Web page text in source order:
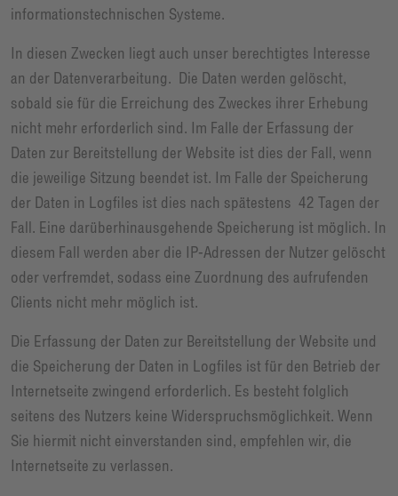
informationstechnischen Systeme.
In diesen Zwecken liegt auch unser berechtigtes Interesse
an der Datenverarbeitung. Die Daten werden gelöscht,
sobald sie für die Erreichung des Zweckes ihrer Erhebung
nicht mehr erforderlich sind. Im Falle der Erfassung der
Daten zur Bereitstellung der Website ist dies der Fall, wenn
die jeweilige Sitzung beendet ist. Im Falle der Speicherung
der Daten in Logfiles ist dies nach spätestens 42 Tagen der
Fall. Eine darüberhinausgehende Speicherung ist möglich. In
diesem Fall werden aber die IP-Adressen der Nutzer gelöscht
oder verfremdet, sodass eine Zuordnung des aufrufenden
Clients nicht mehr möglich ist.
Die Erfassung der Daten zur Bereitstellung der Website und
die Speicherung der Daten in Logfiles ist für den Betrieb der
Internetseite zwingend erforderlich. Es besteht folglich
seitens des Nutzers keine Widerspruchsmöglichkeit. Wenn
Sie hiermit nicht einverstanden sind, empfehlen wir, die
Internetseite zu verlassen.